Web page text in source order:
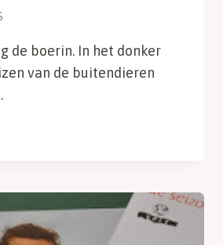
de boerin. In het donker
van de buitendieren